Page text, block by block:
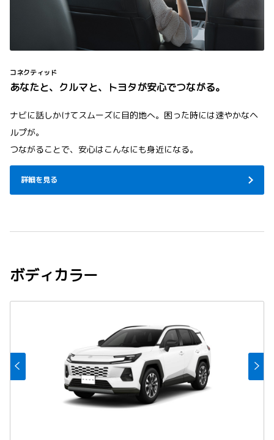
コネクティッド
あなたと、クルマと、トヨタが安心でつながる。
ナビに話しかけてスムーズに目的地へ。困った時には速やかなヘ
ルプが。
つながることで、安心はこんなにも身近になる。
詳細を見る
ボディカラー